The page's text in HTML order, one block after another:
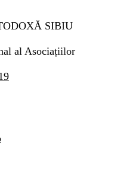
SIBIU
al Asociațiilor